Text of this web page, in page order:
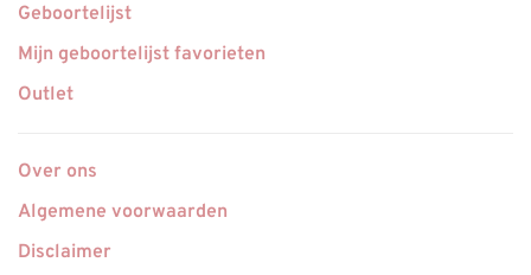
Geboortelijst
Mijn geboortelijst favorieten
Outlet
Over ons
Algemene voorwaarden
Disclaimer